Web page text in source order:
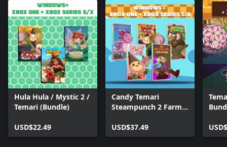
Hula Hula / Mystic 2 /
Temari (Bundle)
USD$22.49
Candy Temari
Steampunch 2 Farm
(Bundle)
USD$37.49